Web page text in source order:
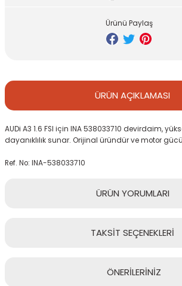
Ürünü Paylaş
ÜRÜN AÇIKLAMASI
AUDi A3 1.6 FSI için INA 538033710 devirdaim,
dayanıklılık sunar. Orijinal üründür ve motor
Ref. No: INA-538033710
ÜRÜN YORUMLARI
TAKSİT SEÇENEKLERİ
ÖNERİLERİNİZ